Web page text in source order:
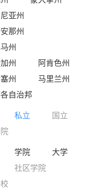
亚州
那州
州
州
阿肯色州
州
马里兰州
自治邦
私立
国立
学院
大学
社区学院